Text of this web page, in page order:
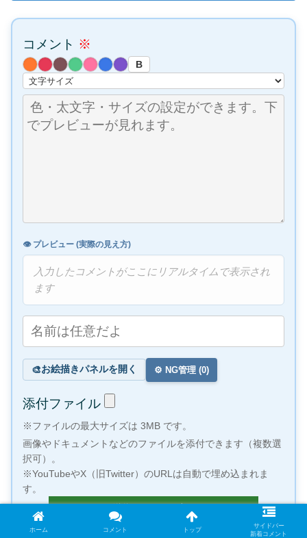
コメント ※
B
👁️ プレビュー (実際の見え方)
入力したコメントがここにリアルタイムで表示され
ます
🎨お絵描きパネルを開く ⚙️ NG管理 (0)
添付ファイル
※ファイルの最大サイズは 3MB です。
画像やドキュメントなどのファイルを添付できます（複数選
択可）。
※YouTubeやX（旧Twitter）のURLは自動で埋め込まれま
す。
ホーム コメント トップ
サイドバー
新着コメント